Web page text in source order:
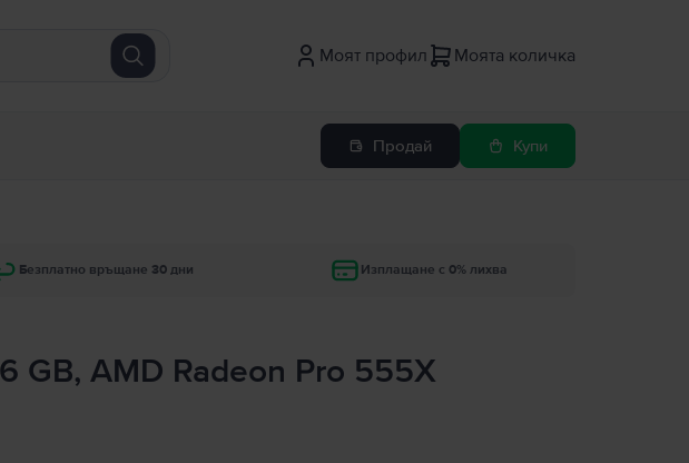
Моят профил Моята количка
Продай Купи
Безплатно връщане 30 дни Изплащане с 0% лихва
GB, AMD Radeon Pro 555X